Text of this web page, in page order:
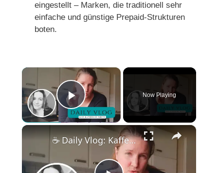
eingestellt – Marken, die traditionell sehr
einfache und günstige Prepaid-Strukturen
boten.
×
Play Video
Now Playing
×
☕️ Daily Vlog: Kaffeetasse verlegt & das Ende der Dunkelheit 🌑 | Arbeiten mit falschen Kollegen 😤